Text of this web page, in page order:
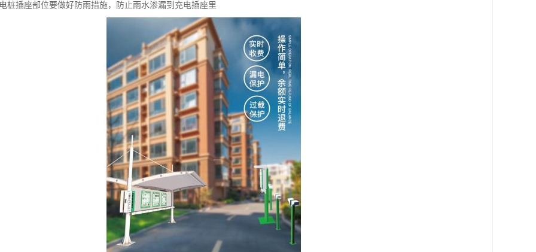
桩插座部位要做好防雨措施，防止雨水渗漏到充电插座里